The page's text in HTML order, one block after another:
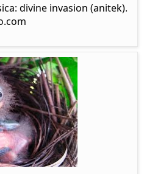
divine invasion (anitek).